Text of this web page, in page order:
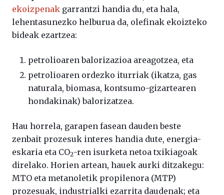
ekoizpenak garrantzi handia du, eta hala,
lehentasunezko helburua da, olefinak ekoizteko
bideak ezartzea:
petrolioaren balorizazioa areagotzea, eta
petrolioaren ordezko iturriak (ikatza, gas
naturala, biomasa, kontsumo-gizartearen
hondakinak) balorizatzea.
Hau horrela, garapen fasean dauden beste
zenbait prozesuk interes handia dute, energia-
eskaria eta CO2-ren isurketa netoa txikiagoak
direlako. Horien artean, hauek aurki ditzakegu:
MTO eta metanoletik propilenora (MTP)
prozesuak, industrialki ezarrita daudenak; eta